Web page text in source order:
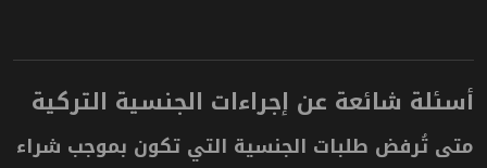
أسئلة شائعة عن إجراءات الجنسية التركية
متى تُرفض طلبات الجنسية التي تكون بموجب شراء